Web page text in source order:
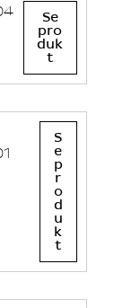
Se
pro
duk
t
S
e
p
r
o
d
u
k
t